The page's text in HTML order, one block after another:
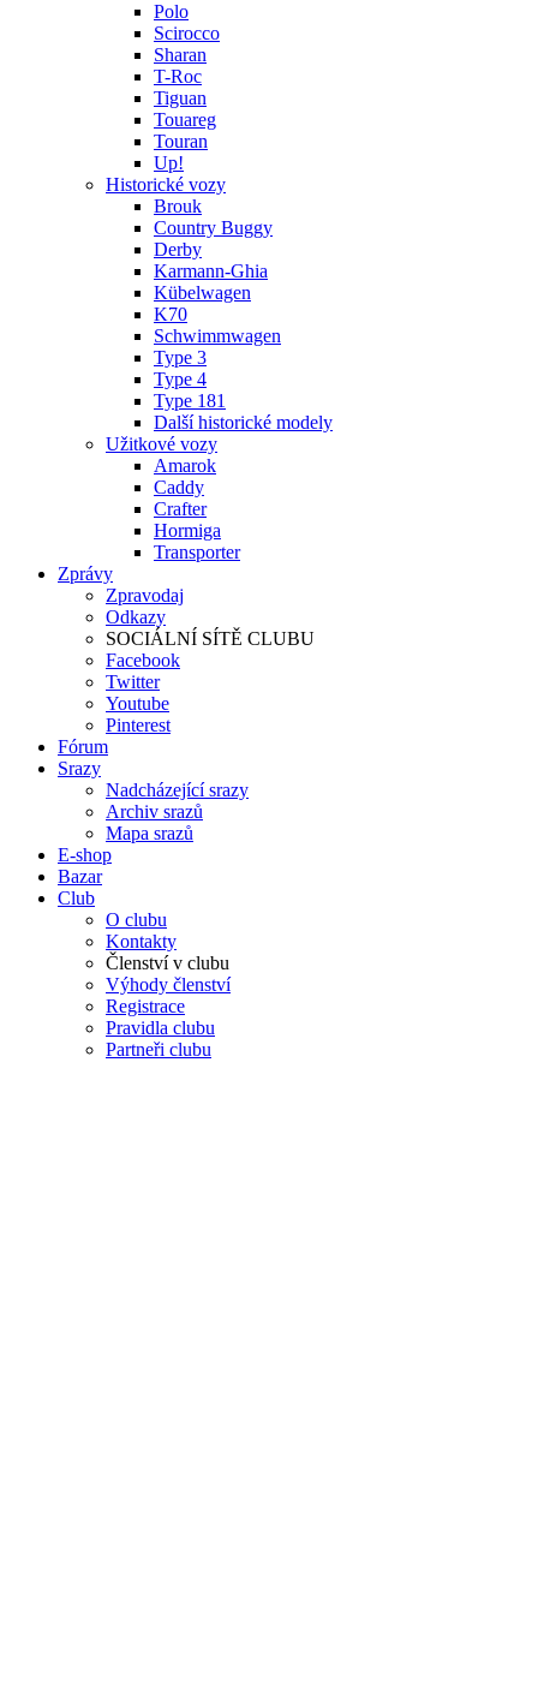
Polo
Scirocco
Sharan
T-Roc
Tiguan
Touareg
Touran
Up!
Historické vozy
Brouk
Country Buggy
Derby
Karmann-Ghia
Kübelwagen
K70
Schwimmwagen
Type 3
Type 4
Type 181
Další historické modely
Užitkové vozy
Amarok
Caddy
Crafter
Hormiga
Transporter
Zprávy
Zpravodaj
Odkazy
SOCIÁLNÍ SÍTĚ CLUBU
Facebook
Twitter
Youtube
Pinterest
Fórum
Srazy
Nadcházející srazy
Archiv srazů
Mapa srazů
E-shop
Bazar
Club
O clubu
Kontakty
Členství v clubu
Výhody členství
Registrace
Pravidla clubu
Partneři clubu